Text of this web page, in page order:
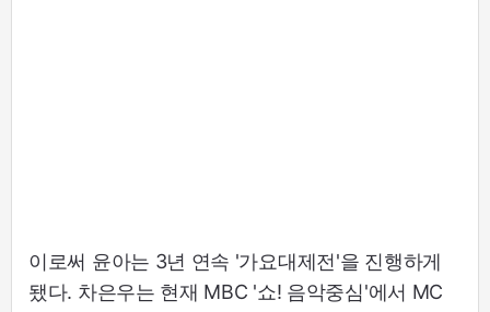
이로써 윤아는 3년 연속 '가요대제전'을 진행하게
됐다. 차은우는 현재 MBC '쇼! 음악중심'에서 MC